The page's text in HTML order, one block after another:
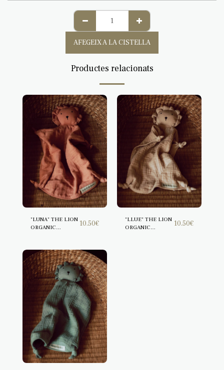
AFEGEIX A LA CISTELLA
Productes relacionats
"LUNA" THE LION
ORGANIC
10.50€
"LLUE" THE LION
ORGANIC
10.50€